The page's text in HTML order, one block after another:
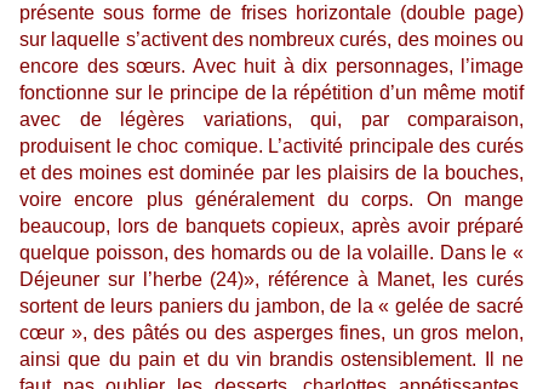
présente sous forme de frises horizontale (double page)
sur laquelle s’activent des nombreux curés, des moines ou
encore des sœurs. Avec huit à dix personnages, l’image
fonctionne sur le principe de la répétition d’un même motif
avec de légères variations, qui, par comparaison,
produisent le choc comique. L’activité principale des curés
et des moines est dominée par les plaisirs de la bouches,
voire encore plus généralement du corps. On mange
beaucoup, lors de banquets copieux, après avoir préparé
quelque poisson, des homards ou de la volaille. Dans le «
Déjeuner sur l’herbe (24)», référence à Manet, les curés
sortent de leurs paniers du jambon, de la « gelée de sacré
cœur », des pâtés ou des asperges fines, un gros melon,
ainsi que du pain et du vin brandis ostensiblement. Il ne